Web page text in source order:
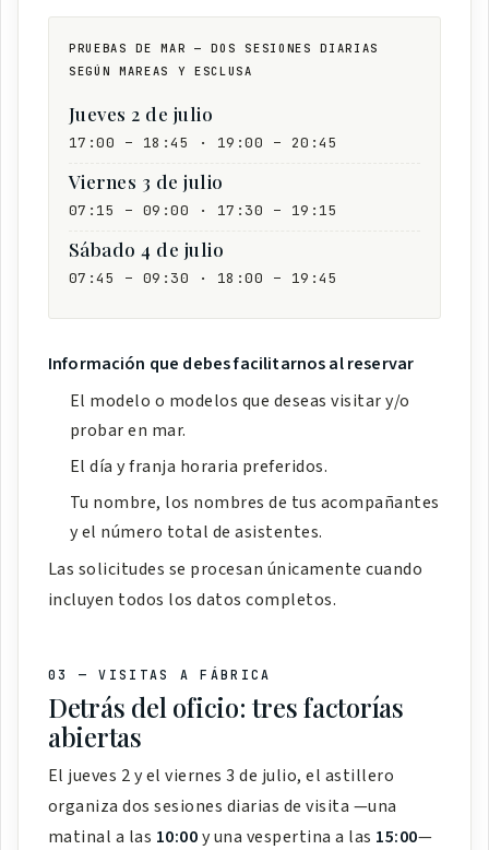
PRUEBAS DE MAR — DOS SESIONES DIARIAS
SEGÚN MAREAS Y ESCLUSA
Jueves 2 de julio
17:00 – 18:45 · 19:00 – 20:45
Viernes 3 de julio
07:15 – 09:00 · 17:30 – 19:15
Sábado 4 de julio
07:45 – 09:30 · 18:00 – 19:45
Información que debes facilitarnos al reservar
El modelo o modelos que deseas visitar y/o
probar en mar.
El día y franja horaria preferidos.
Tu nombre, los nombres de tus acompañantes
y el número total de asistentes.
Las solicitudes se procesan únicamente cuando
incluyen todos los datos completos.
03 — VISITAS A FÁBRICA
Detrás del oficio: tres factorías
abiertas
El jueves 2 y el viernes 3 de julio, el astillero
organiza dos sesiones diarias de visita —una
matinal a las 10:00y una vespertina a las 15:00—